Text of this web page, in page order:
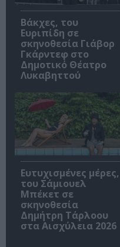
Βάκχες, του
Ευριπίδη σε
σκηνοθεσία Γιάβορ
Γκάρντεφ στο
Δημοτικό Θέατρο
Λυκαβηττού
Ευτυχισμένες μέρες,
του Σάμιουελ
Μπέκετ σε
σκηνοθεσία
Δημήτρη Τάρλοου
στα Αισχύλεια 2026